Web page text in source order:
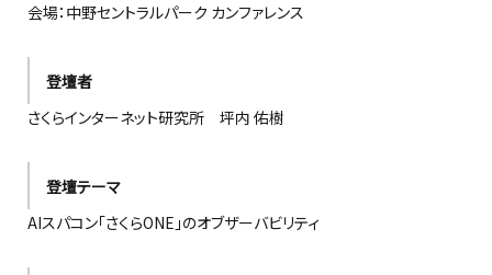
会場：中野セントラルパーク カンファレンス
登壇者
さくらインターネット研究所 坪内 佑樹
登壇テーマ
AIスパコン「さくらONE」のオブザーバビリティ